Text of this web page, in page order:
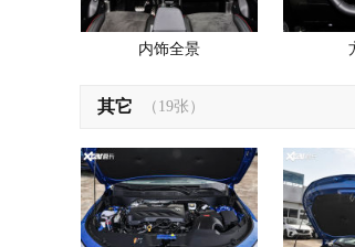
内饰全景
其它 （19张）